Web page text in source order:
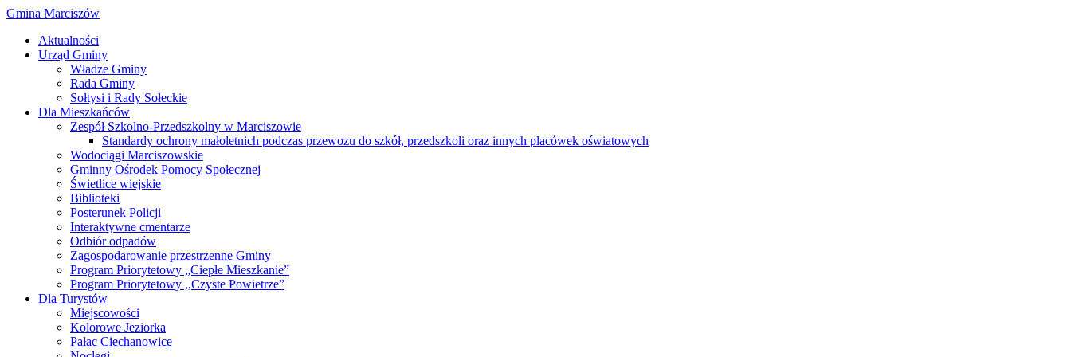
Gmina Marciszów
Aktualności
Urząd Gminy
Władze Gminy
Rada Gminy
Sołtysi i Rady Sołeckie
Dla Mieszkańców
Zespół Szkolno-Przedszkolny w Marciszowie
Standardy ochrony małoletnich podczas przewozu do szkół, przedszkoli oraz innych placówek oświatowych
Wodociągi Marciszowskie
Gminny Ośrodek Pomocy Społecznej
Świetlice wiejskie
Biblioteki
Posterunek Policji
Interaktywne cmentarze
Odbiór odpadów
Zagospodarowanie przestrzenne Gminy
Program Priorytetowy „Ciepłe Mieszkanie”
Program Priorytetowy ,,Czyste Powietrze”
Dla Turystów
Miejscowości
Kolorowe Jeziorka
Pałac Ciechanowice